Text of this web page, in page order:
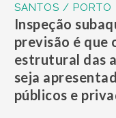
SANTOS / PORTO
Inspeção
previsão é que
estrutural das
seja
públicos e